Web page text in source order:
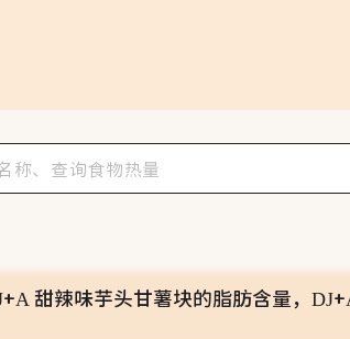
甜辣味芋头甘薯块的脂肪含量，